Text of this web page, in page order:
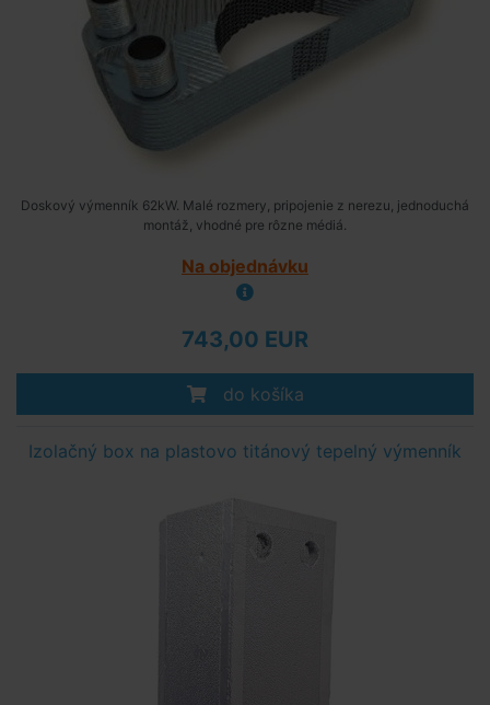
Doskový výmenník 62kW. Malé rozmery, pripojenie z nerezu, jednoduchá
montáž, vhodné pre rôzne médiá.
Na objednávku
743,00 EUR
do košíka
Izolačný box na plastovo titánový tepelný výmenník